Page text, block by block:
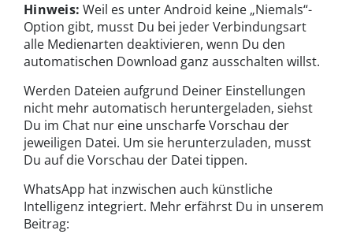
Hinweis: Weil es unter Android keine „Niemals“-
Option gibt, musst Du bei jeder Verbindungsart
alle Medienarten deaktivieren, wenn Du den
automatischen Download ganz ausschalten willst.
Werden Dateien aufgrund Deiner Einstellungen
nicht mehr automatisch heruntergeladen, siehst
Du im Chat nur eine unscharfe Vorschau der
jeweiligen Datei. Um sie herunterzuladen, musst
Du auf die Vorschau der Datei tippen.
WhatsApp hat inzwischen auch künstliche
Intelligenz integriert. Mehr erfährst Du in unserem
Beitrag: